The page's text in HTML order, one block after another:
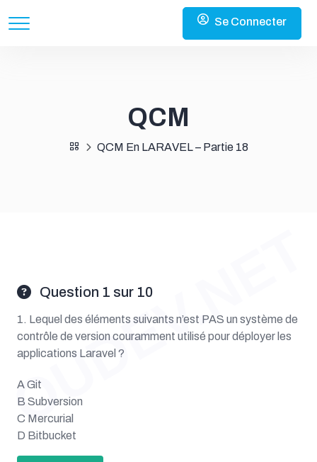
Se Connecter
QCM
QCM En LARAVEL – Partie 18
Question 1 sur 10
1. Lequel des éléments suivants n’est PAS un système de
contrôle de version couramment utilisé pour déployer les
applications Laravel ?
A Git
B Subversion
C Mercurial
D Bitbucket
OUDEV.NET